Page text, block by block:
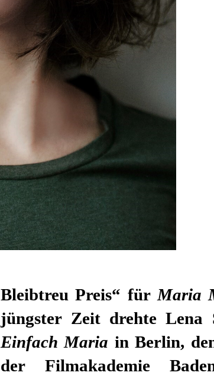
Bleibtreu Preis“ für Maria
jüngster Zeit drehte Lena
Einfach Maria in Berlin,
der Filmakademie